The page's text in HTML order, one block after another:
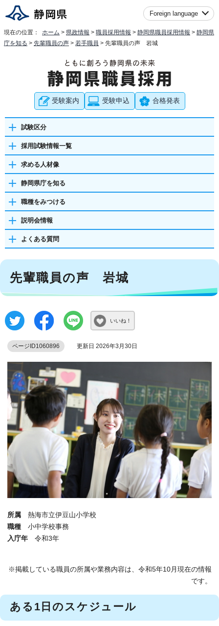
Foreign language
現在の位置： ホーム > 県政情報 > 職員採用情報 > 静岡県職員採用情報 > 静岡県
庁を知る > 先輩職員の声 > 若手職員 > 先輩職員の声 岩城
受験案内 受験申込 合格発表
試験区分
採用試験情報一覧
求める人材像
静岡県庁を知る
職種をみつける
説明会情報
よくある質問
先輩職員の声 岩城
いいね！
ページID1060896 更新日 2026年3月30日
所属 熱海市立伊豆山小学校
職種 小中学校事務
入庁年 令和3年
※掲載している職員の所属や業務内容は、令和5年10月現在の情報
です。
ある1日のスケジュール